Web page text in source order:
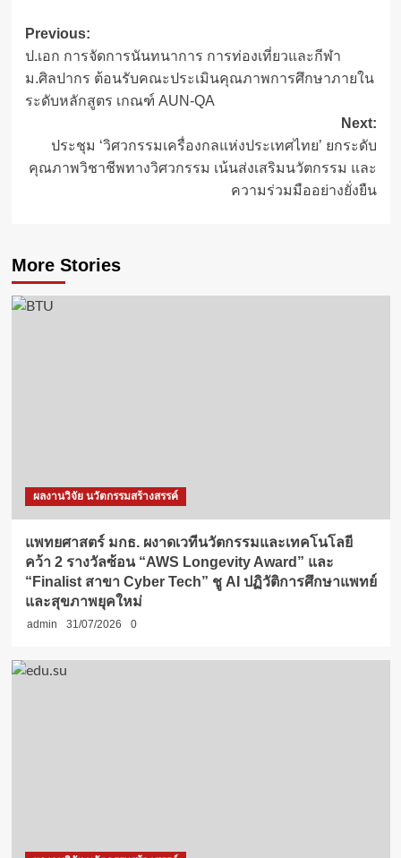
Post
navigation
Previous:
ป.เอก การจัดการนันทนาการ การท่องเที่ยวและกีฬา
ม.ศิลปากร ต้อนรับคณะประเมินคุณภาพการศึกษาภายใน
ระดับหลักสูตร เกณฑ์ AUN-QA
Next:
ประชุม ‘วิศวกรรมเครื่องกลแห่งประเทศไทย’ ยกระดับ
คุณภาพวิชาชีพทางวิศวกรรม เน้นส่งเสริมนวัตกรรม และ
ความร่วมมืออย่างยั่งยืน
More Stories
ผลงานวิจัย นวัตกรรมสร้างสรรค์
แพทยศาสตร์ มกธ. ผงาดเวทีนวัตกรรมและเทคโนโลยี
คว้า 2 รางวัลซ้อน “AWS Longevity Award” และ
“Finalist สาขา Cyber Tech” ชู AI ปฏิวัติการศึกษาแพทย์
และสุขภาพยุคใหม่
admin 31/07/2026 0